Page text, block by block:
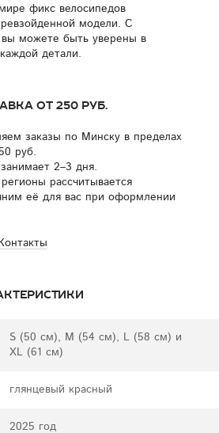
фикс велосипедов
модели. С
вы можете быть уверены в
детали.
от 250 руб.
заказы по Минску в пределах
руб.
2–3 дня.
рассчитывается
её для вас при оформлении
Контакты
S (50 см), M (54 см), L (58 см) и
XL (61 см)
глянцевый красный
2025 год